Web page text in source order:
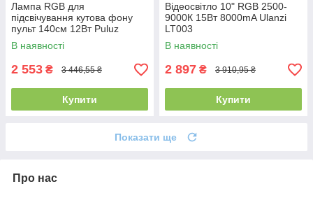
Лампа RGB для
підсвічування кутова фону
пульт 140см 12Вт Puluz
AFL140
В наявності
2 553 ₴ 3 446,55 ₴
Купити
Відеосвітло 10" RGB 2500-
9000К 15Вт 8000mA Ulanzi
LT003
В наявності
2 897 ₴ 3 910,95 ₴
Купити
Показати ще
Про нас